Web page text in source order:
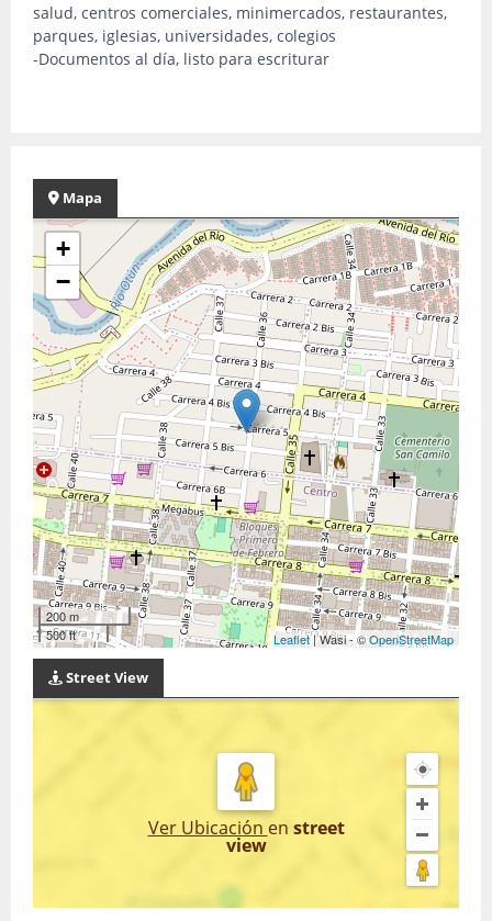
salud, centros comerciales, minimercados, restaurantes,
parques, iglesias, universidades, colegios
-Documentos al día, listo para escriturar
Mapa
+
−
200 m
500 ft
Leaflet| Wasi - ©OpenStreetMap
Street View
Ver Ubicación en street
view